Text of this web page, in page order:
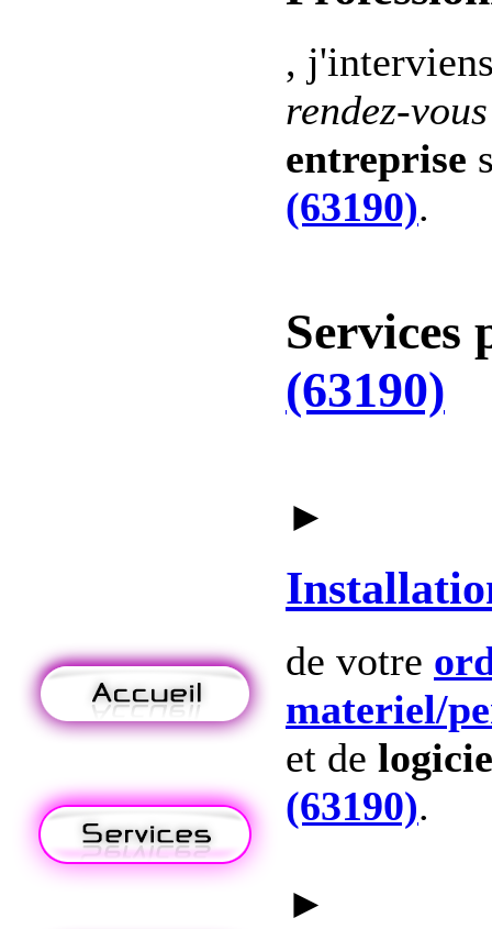
,
rendez-
entreprise
(63190).
Services
(63190)
►
de votre
materiel/
et de
(63190).
►